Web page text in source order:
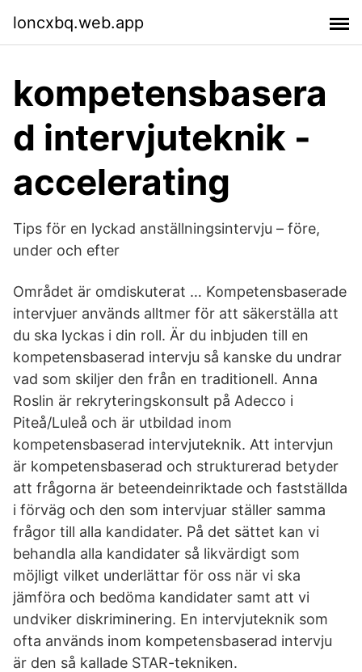
loncxbq.web.app
kompetensbasera
d intervjuteknik -
accelerating
Tips för en lyckad anställningsintervju – före,
under och efter
Området är omdiskuterat … Kompetensbaserade
intervjuer används alltmer för att säkerställa att
du ska lyckas i din roll. Är du inbjuden till en
kompetensbaserad intervju så kanske du undrar
vad som skiljer den från en traditionell. Anna
Roslin är rekryteringskonsult på Adecco i
Piteå/Luleå och är utbildad inom
kompetensbaserad intervjuteknik. Att intervjun
är kompetensbaserad och strukturerad betyder
att frågorna är beteendeinriktade och fastställda
i förväg och den som intervjuar ställer samma
frågor till alla kandidater. På det sättet kan vi
behandla alla kandidater så likvärdigt som
möjligt vilket underlättar för oss när vi ska
jämföra och bedöma kandidater samt att vi
undviker diskriminering. En intervjuteknik som
ofta används inom kompetensbaserad intervju
är den så kallade STAR-tekniken.